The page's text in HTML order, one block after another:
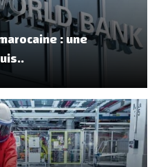
: une